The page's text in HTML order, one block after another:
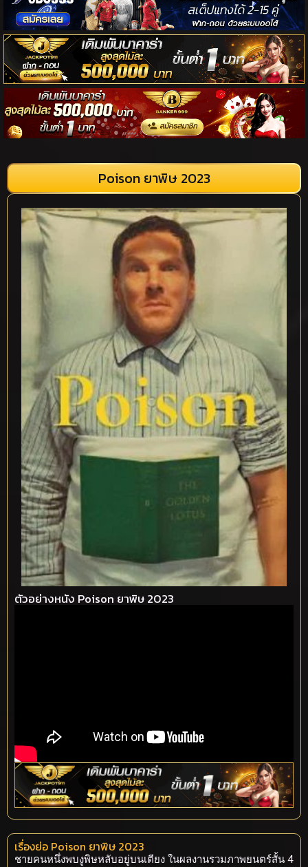
Poison ยาพิษ 2023
ตัวอย่างหนัง Poison ยาพิษ 2023
เรื่องย่อ Poison ยาพิษ 2023
ชายคนหนึ่งพบงูพิษหลับอยู่บนเตียง ในผลงานรวมภาพยนตร์สั้น 4